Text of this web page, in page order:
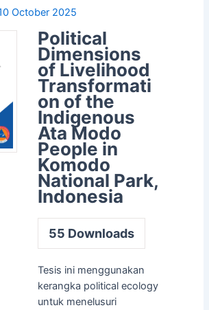
October 2025
Political
Dimensions
of Livelihood
Transformati
on of the
Indigenous
Ata Modo
People in
Komodo
National Park,
Indonesia
55 Downloads
Tesis ini menggunakan
kerangka political ecology
untuk menelusuri